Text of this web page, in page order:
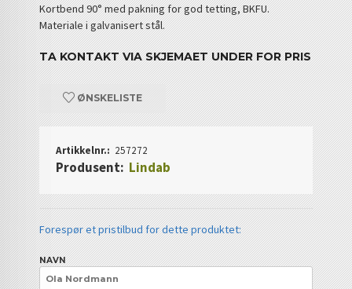
Kortbend 90° med pakning for god tetting, BKFU.
Materiale i galvanisert stål.
TA KONTAKT VIA SKJEMAET UNDER FOR PRIS
ØNSKELISTE
Artikkelnr.: 257272
Produsent: Lindab
Forespør et pristilbud for dette produktet:
NAVN